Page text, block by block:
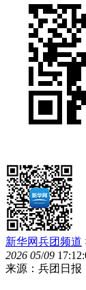
新华网兵团频道
2026 05/09
来源：兵团日报